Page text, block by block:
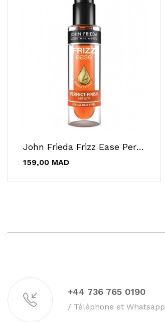
John Frieda Frizz Ease Perfect Finish Serum 100...
159,00 MAD
+44 736 765 0190
/ Téléphone et Whatsapp